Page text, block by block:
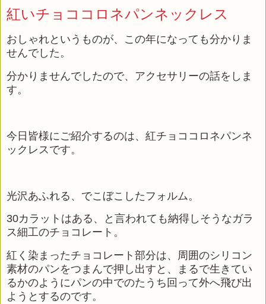
紅いチョココロネパンネックレス
おしゃれというものが、この年になっても分かりま
せんでした。
分かりませんでしたので、アクセサリーの話をしま
す。
今日皆様にご紹介するのは、紅チョココロネパンネ
ックレスです。
光沢あふれる、でこぼこしたフォルム。
30カラットはある、と言われても納得しそうなガラ
ス細工のチョコレート。
紅く染まったチョコレート部分は、周囲のシリコン
素材のパンをつまんで押し出すと、まるで生きてい
るかのようにパンの中でのたうち回って外へ飛び出
ようとするのです。